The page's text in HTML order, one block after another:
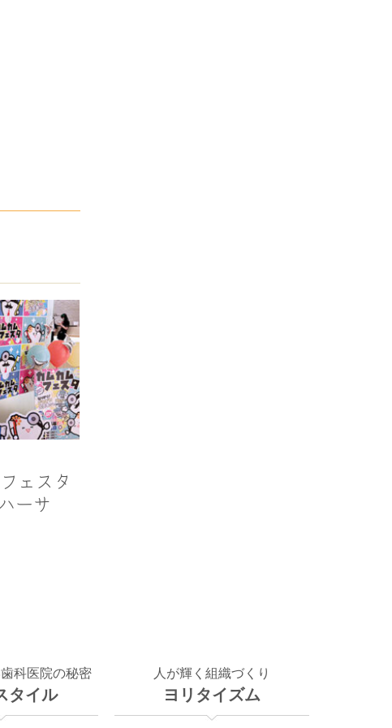
ェスタ
ーサ
科医院の秘密
タイル
人が輝く組織づくり
ヨリタイズム